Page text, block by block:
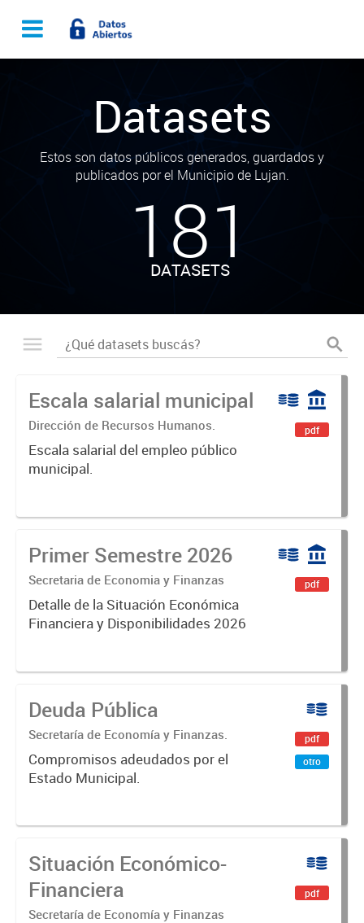
Datasets
Estos son datos públicos generados, guardados y
publicados por el Municipio de Lujan.
181
DATASETS
Escala salarial municipal
Dirección de Recursos Humanos.
Escala salarial del empleo público
municipal.
pdf
Primer Semestre 2026
Secretaria de Economia y Finanzas
Detalle de la Situación Económica
Financiera y Disponibilidades 2026
pdf
Deuda Pública
Secretaría de Economía y Finanzas.
Compromisos adeudados por el
Estado Municipal.
pdf
otro
Situación Económico-
Financiera
Secretaría de Economía y Finanzas
pdf